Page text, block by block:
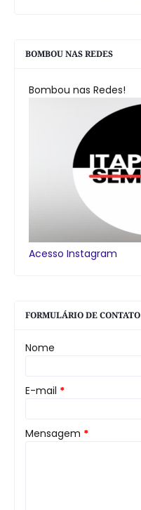
BOMBOU NAS REDES
Bombou nas Redes!
Acesso Instagram
FORMULÁRIO DE CONTATO
Nome
E-mail *
Mensagem *